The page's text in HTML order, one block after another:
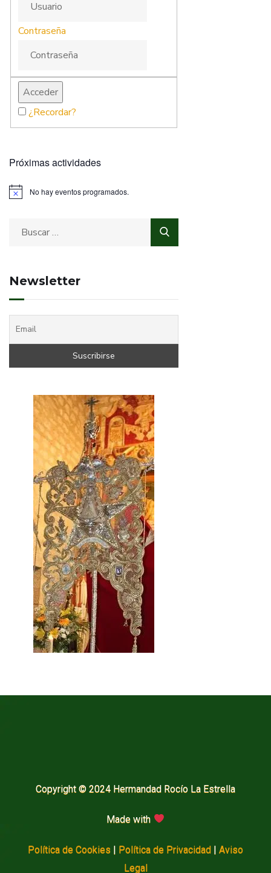
Contraseña
¿Recordar?
Próximas actividades
No hay eventos programados.
Newsletter
Copyright © 2024 Hermandad Rocío La Estrella
Made with
Política de Cookies | Política de Privacidad | Aviso
Legal